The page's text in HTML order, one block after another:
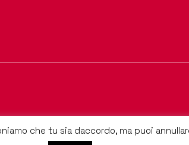
che tu sia daccordo, ma puoi